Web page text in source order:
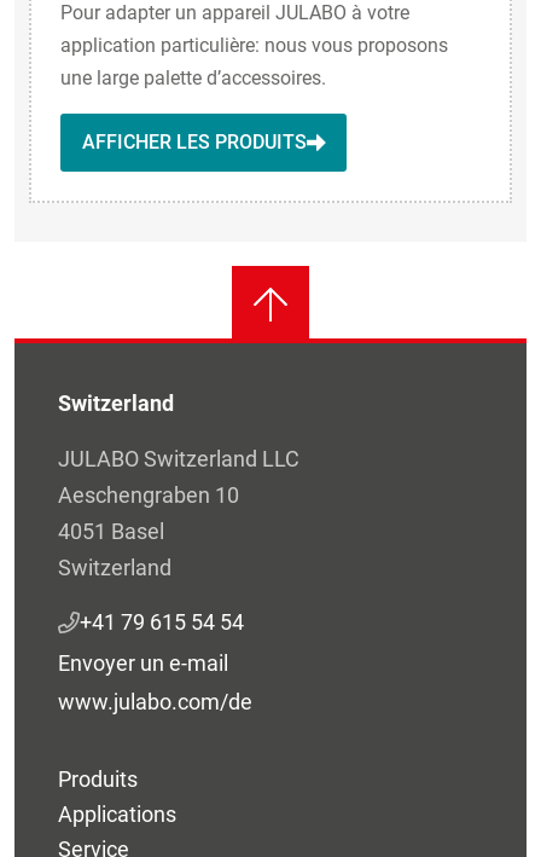
Pour adapter un appareil JULABO à votre
application particulière: nous vous proposons
une large palette d’accessoires.
AFFICHER LES PRODUITS
Switzerland
JULABO Switzerland LLC
Aeschengraben 10
4051 Basel
Switzerland
+41 79 615 54 54
Envoyer un e-mail
www.julabo.com/de
Produits
Applications
Service